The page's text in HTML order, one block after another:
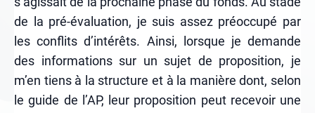
de la pré-évaluation, je suis assez préoccupé par
les conflits d’intérêts. Ainsi, lorsque je demande
des informations sur un sujet de proposition, je
m’en tiens à la structure et à la manière dont, selon
le guide de l’AP, leur proposition peut recevoir une